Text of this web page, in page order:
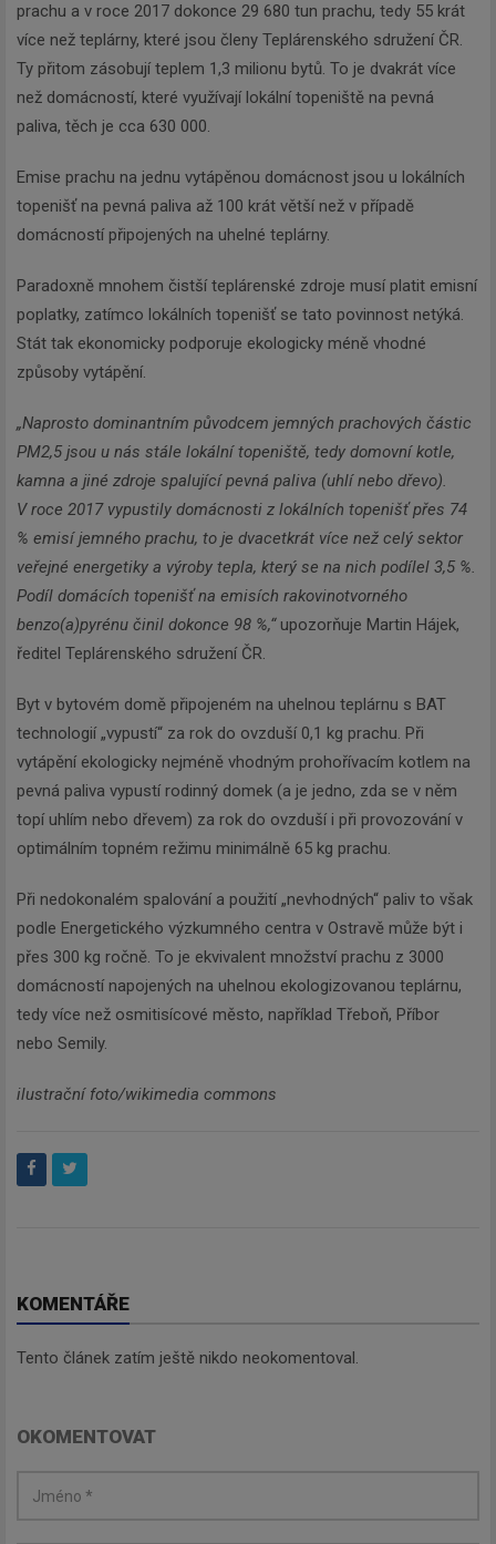
prachu a v roce 2017 dokonce 29 680 tun prachu, tedy 55 krát
více než teplárny, které jsou členy Teplárenského sdružení ČR.
Ty přitom zásobují teplem 1,3 milionu bytů. To je dvakrát více
než domácností, které využívají lokální topeniště na pevná
paliva, těch je cca 630 000.
Emise prachu na jednu vytápěnou domácnost jsou u lokálních
topenišť na pevná paliva až 100 krát větší než v případě
domácností připojených na uhelné teplárny.
Paradoxně mnohem čistší teplárenské zdroje musí platit emisní
poplatky, zatímco lokálních topenišť se tato povinnost netýká.
Stát tak ekonomicky podporuje ekologicky méně vhodné
způsoby vytápění.
„Naprosto dominantním původcem jemných prachových částic
PM2,5 jsou u nás stále lokální topeniště, tedy domovní kotle,
kamna a jiné zdroje spalující pevná paliva (uhlí nebo dřevo).
V roce 2017 vypustily domácnosti z lokálních topenišť přes 74
% emisí jemného prachu, to je dvacetkrát více než celý sektor
veřejné energetiky a výroby tepla, který se na nich podílel 3,5 %.
Podíl domácích topenišť na emisích rakovinotvorného
benzo(a)pyrénu činil dokonce 98 %,“ upozorňuje Martin Hájek,
ředitel Teplárenského sdružení ČR.
Byt v bytovém domě připojeném na uhelnou teplárnu s BAT
technologií „vypustí“ za rok do ovzduší 0,1 kg prachu. Při
vytápění ekologicky nejméně vhodným prohořívacím kotlem na
pevná paliva vypustí rodinný domek (a je jedno, zda se v něm
topí uhlím nebo dřevem) za rok do ovzduší i při provozování v
optimálním topném režimu minimálně 65 kg prachu.
Při nedokonalém spalování a použití „nevhodných“ paliv to však
podle Energetického výzkumného centra v Ostravě může být i
přes 300 kg ročně. To je ekvivalent množství prachu z 3000
domácností napojených na uhelnou ekologizovanou teplárnu,
tedy více než osmitisícové město, například Třeboň, Příbor
nebo Semily.
ilustrační foto/wikimedia commons
KOMENTÁŘE
Tento článek zatím ještě nikdo neokomentoval.
OKOMENTOVAT